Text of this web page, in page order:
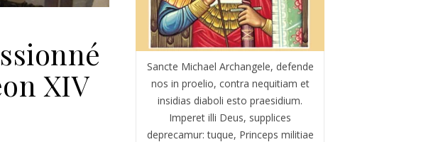
XIV
Sancte Michael Archangele, defende
nos in proelio, contra nequitiam et
insidias diaboli esto praesidium.
Imperet illi Deus, supplices
deprecamur: tuque, Princeps militiae